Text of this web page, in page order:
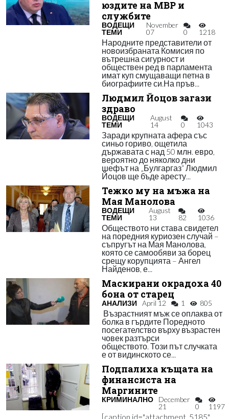
юздите на МВР и
службите
ВОДЕЩИ
ТЕМИ
November
07
0 1218
Народните представители от
новоизбраната Комисия по
вътрешна сигурност и
обществен ред в парламента
имат куп смущаващи петна в
биографиите си.На пръв...
Людмил Йоцов загази
здраво
ВОДЕЩИ
ТЕМИ
August
14
0 1043
Заради крупната афера със
синьо гориво, ощетила
държавата с над 50 млн. евро,
вероятно до няколко дни
шефът на „Булгаргаз“ Людмил
Йоцов ще бъде аресту...
Тежко му на мъжа на
Мая Манолова
ВОДЕЩИ
ТЕМИ
August
13
82 1036
Обществото ни става свидетел
на поредния куриозен случай –
съпругът на Мая Манолова,
която се самообяви за борец
срещу корупцията – Ангел
Найденов, е...
Маскирани окрадоха 40
бона от старец
АНАЛИЗИ April 12 1 805
Възрастният мъж се оплаква от
болка в гърдите Поредното
посегателство върху възрастен
човек разтърси
обществото. Този път случката
е от видинското се...
Подпалиха къщата на
финансиста на
Маргините
КРИМИНАЛНО
December
21
0 1197
[caption id="attachment_5185"